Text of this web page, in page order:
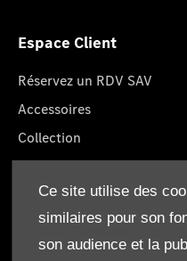
Ce site utilise des
similaires pour son
son audience et la
Espace Client
Réservez un RDV SAV
Accessoires
Collection
Pièces d'origine
Réclamation